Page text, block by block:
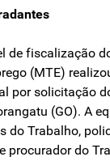
de fiscalização
(MTE)
por solicitação
(GO). A
do Trabalho,
procurador do